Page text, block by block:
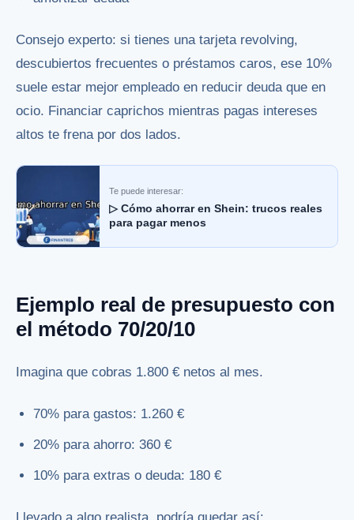
Consejo experto: si tienes una tarjeta revolving,
descubiertos frecuentes o préstamos caros, ese 10%
suele estar mejor empleado en reducir deuda que en
ocio. Financiar caprichos mientras pagas intereses
altos te frena por dos lados.
Te puede interesar:
▷ Cómo ahorrar en Shein: trucos reales
para pagar menos
Ejemplo real de presupuesto con
el método 70/20/10
Imagina que cobras 1.800 € netos al mes.
70% para gastos: 1.260 €
20% para ahorro: 360 €
10% para extras o deuda: 180 €